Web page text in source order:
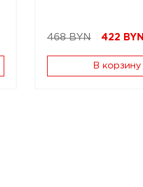
468 BYN 422 BYN
В корзину